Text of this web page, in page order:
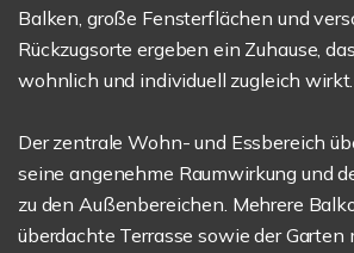
Balken, große Fensterflächen und
Rückzugsorte ergeben ein Zuhause,
wohnlich und individuell zugleich wirkt.
Der zentrale Wohn- und Essbereich
seine angenehme Raumwirkung und
zu den Außenbereichen. Mehrere
überdachte Terrasse sowie der